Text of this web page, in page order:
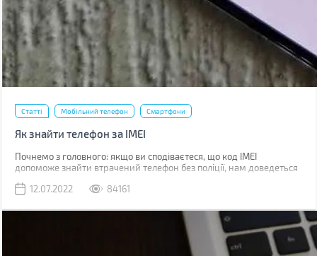
Статті Мобільний телефон Смартфони
Як знайти телефон за IMEI
Почнемо з головного: якщо ви сподіваєтеся, що код IMEI
допоможе знайти втрачений телефон без поліції, нам доведеться
допоможе абсолютно. Якщо його вкрали, IMEI слід повідомити
12.07.2022 84161